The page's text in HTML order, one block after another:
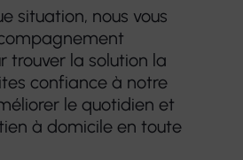
situation, nous vous
trouver la solution la
confiance à notre
le quotidien et
à domicile en toute